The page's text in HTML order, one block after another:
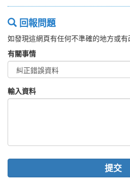
回報問題
如發現這網頁有任何不準確的地方或
有關事情
輸入資料
提交